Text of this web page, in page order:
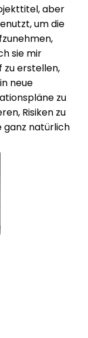
aber
um die
sie mir
zu erstellen,
neue
zu
Risiken zu
ganz natürlich
new window